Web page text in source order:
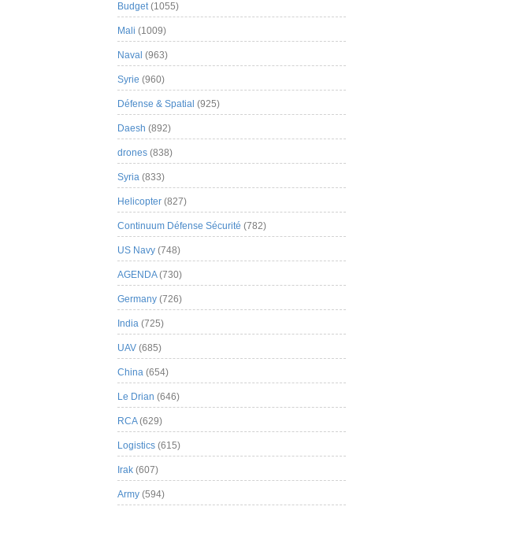
Budget(1055)
Mali (1009)
Naval (963)
Syrie (960)
Défense & Spatial (925)
Daesh (892)
drones (838)
Syria (833)
Helicopter (827)
Continuum Défense Sécurité (782)
US Navy (748)
AGENDA(730)
Germany (726)
India (725)
UAV (685)
China (654)
Le Drian (646)
RCA(629)
Logistics (615)
Irak (607)
Army (594)